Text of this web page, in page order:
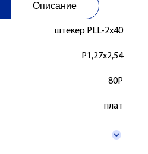
Описание
штекер PLL-2x40
P1,27x2,54
80P
плат